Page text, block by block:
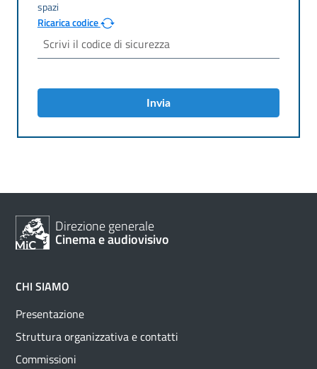
Ricarica codice
Invia
Direzione generale
Cinema e audiovisivo
CHI SIAMO
Presentazione
Struttura organizzativa e contatti
Commissioni